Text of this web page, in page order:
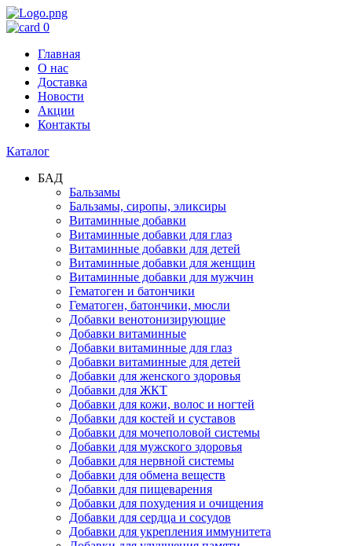
0
Главная
О нас
Доставка
Новости
Акции
Контакты
Каталог
БАД
Бальзамы
Бальзамы, сиропы, эликсиры
Витаминные добавки
Витаминные добавки для глаз
Витаминные добавки для детей
Витаминные добавки для женщин
Витаминные добавки для мужчин
Гематоген и батончики
Гематоген, батончики, мюсли
Добавки венотонизирующие
Добавки витаминные
Добавки витаминные для глаз
Добавки витаминные для детей
Добавки для женского здоровья
Добавки для ЖКТ
Добавки для кожи, волос и ногтей
Добавки для костей и суставов
Добавки для мочеполовой системы
Добавки для мужского здоровья
Добавки для нервной системы
Добавки для обмена веществ
Добавки для пищеварения
Добавки для похудения и очищения
Добавки для сердца и сосудов
Добавки для укрепления иммунитета